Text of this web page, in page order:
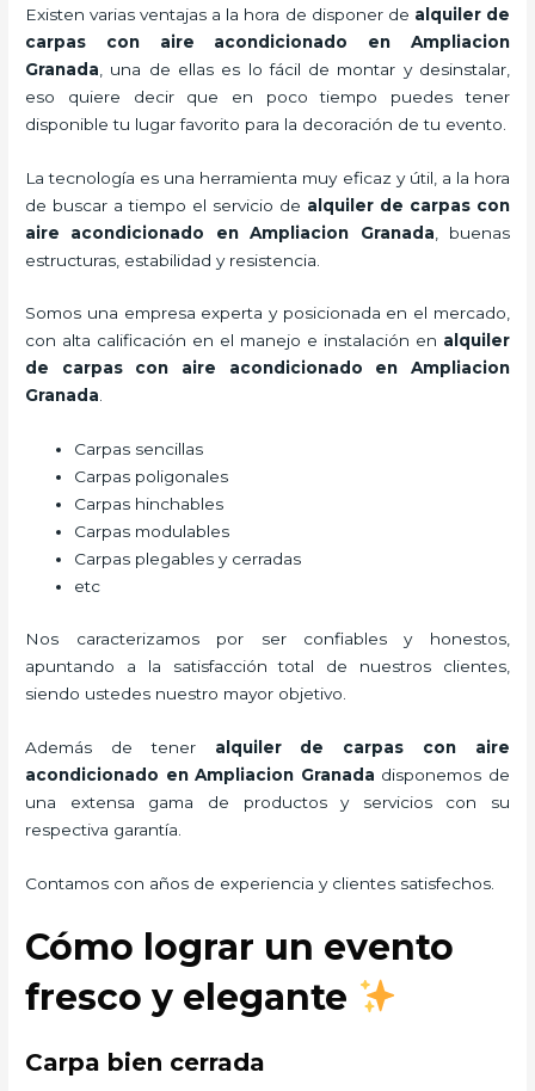
Existen varias ventajas a la hora de disponer de alquiler de
carpas con aire acondicionado en Ampliacion
Granada , una de ellas es lo fácil de montar y desinstalar,
eso quiere decir que en poco tiempo puedes tener
disponible tu lugar favorito para la decoración de tu evento.
La tecnología es una herramienta muy eficaz y útil, a la hora
de buscar a tiempo el servicio de alquiler de carpas con
aire acondicionado en Ampliacion Granada , buenas
estructuras, estabilidad y resistencia.
Somos una empresa experta y posicionada en el mercado,
con alta calificación en el manejo e instalación en alquiler
de carpas con aire acondicionado en Ampliacion
Granada.
Carpas sencillas
Carpas poligonales
Carpas hinchables
Carpas modulables
Carpas plegables y cerradas
etc
Nos caracterizamos por ser confiables y honestos,
apuntando a la satisfacción total de nuestros clientes,
siendo ustedes nuestro mayor objetivo.
Además de tener alquiler de carpas con aire
acondicionado en Ampliacion Granada disponemos de
una extensa gama de productos y servicios con su
respectiva garantía.
Contamos con años de experiencia y clientes satisfechos.
Cómo lograr un evento
fresco y elegante
Carpa bien cerrada